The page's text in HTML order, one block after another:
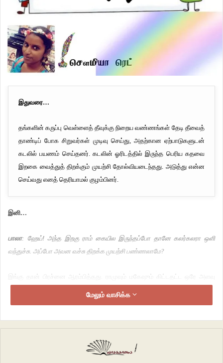
இதுவரை…
தங்களின் கருப்பு வெள்ளைத் தீவுக்கு நிறைய வண்ணங்கள் தேடி தீவைத்
தாண்டிப் போக சிறுவர்கள் முடிவு செய்து, அதற்கான ஏற்பாடுகளுடன்
கடலில் பயணம் செய்தனர். கடலின் ஓரிடத்தில் இருந்த பெரிய கதவை
இறகை வைத்துத் திறக்கும் முயற்சி தோல்வியடைந்தது. அடுத்து என்ன
செய்வது எனத் தெரியாமல் குழம்பினர்.
இனி…
பாலா: ஹேய்! அந்த இறகு ராம் கையில இருந்தப்போ தானே கலர்கலரா ஒளி
வந்துச்சு. அப்போ அவன வச்சு திறக்க முயற்சி பண்ணலாமே?
இங்கு தான் பிரச்னை ஆரம்பித்தது. ராமுவும் மகேஷும் கிட்டதட்ட ஒரே அளவு
இப்போது ராமிற்கு கதவின் மேலே உள்ள சாவியின் துளை தெரிய வேண்டுமெனில்,
இருவர் உயரத்திற்கு தூக்கினால்தான் முடியும். மீண்டும் குழப்பம் அதிகரித்தது.
மேலும் வாசிக்க